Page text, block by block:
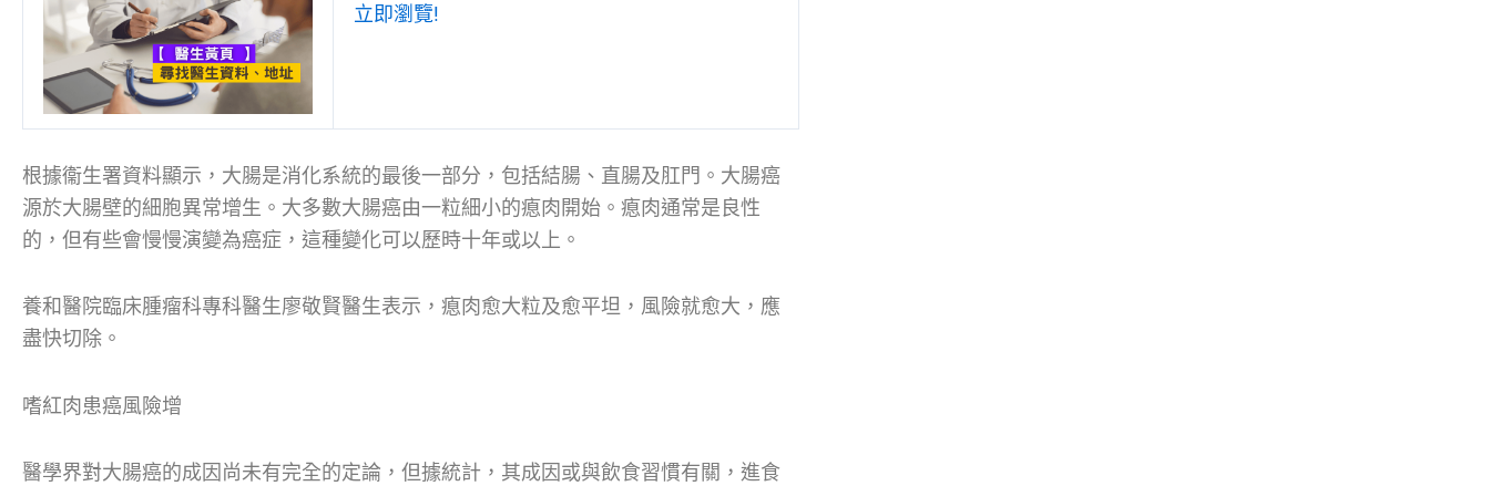
立即瀏覽!
根據衞生署資料顯示，大腸是消化系統的最後一部分，包括結腸、直腸及肛門。大腸癌
源於大腸壁的細胞異常增生。大多數大腸癌由一粒細小的瘜肉開始。瘜肉通常是良性
的，但有些會慢慢演變為癌症，這種變化可以歷時十年或以上。
養和醫院臨床腫瘤科專科醫生廖敬賢醫生表示，瘜肉愈大粒及愈平坦，風險就愈大，應
盡快切除。
嗜紅肉患癌風險增
醫學界對大腸癌的成因尚未有完全的定論，但據統計，其成因或與飲食習慣有關，進食